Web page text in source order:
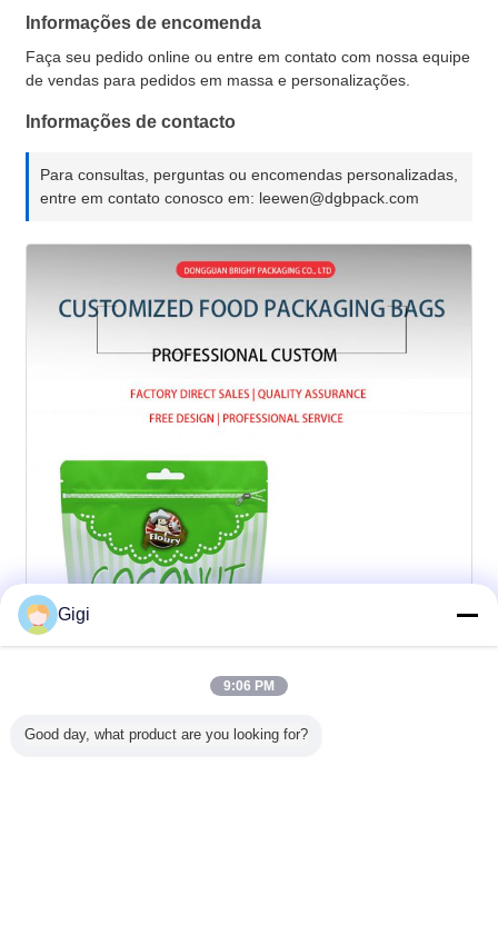
Informações de encomenda
Faça seu pedido online ou entre em contato com nossa equipe
de vendas para pedidos em massa e personalizações.
Informações de contacto
Para consultas, perguntas ou encomendas personalizadas,
entre em contato conosco em: leewen@dgbpack.com
Gigi
9:06 PM
Good day, what product are you looking for?